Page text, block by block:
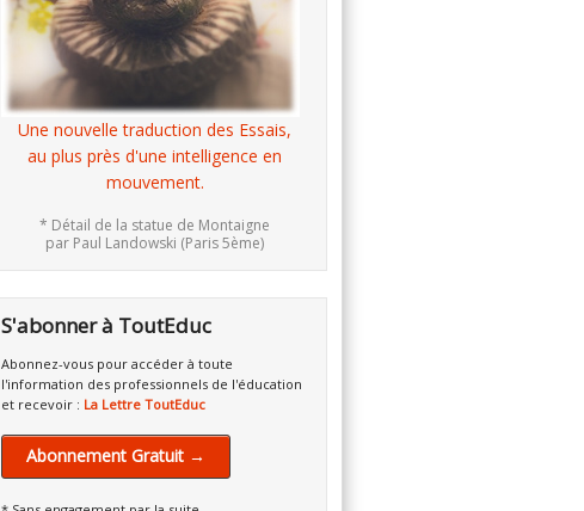
Une nouvelle traduction des Essais,
au plus près d'une intelligence en
mouvement.
* Détail de la statue de Montaigne
par Paul Landowski (Paris 5ème)
S'abonner à ToutEduc
Abonnez-vous pour accéder à toute
l'information des professionnels de l'éducation
et recevoir : La Lettre ToutEduc
Abonnement Gratuit →